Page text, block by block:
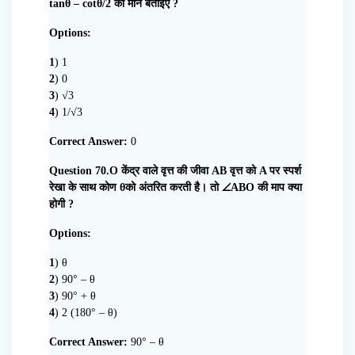
tanθ – cotθ/2 का मान बताइए ?
Options:
1) 1
2) 0
3) √3
4) 1/√3
Correct Answer: 0
Question 70.O केंद्र वाले वृत्त की जीवा AB वृत्त को A पर स्पर्श
रेखा के साथ कोण θको अंतरित करती है। तो ∠ABO की माप क्या
होगी ?
Options:
1) θ
2) 90° – θ
3) 90° + θ
4) 2 (180° – θ)
Correct Answer: 90° – θ